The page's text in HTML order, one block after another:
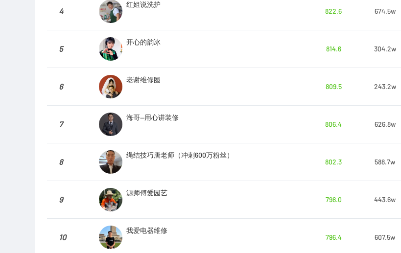
4
红姐说洗护
822.6
674.5w
5
开心的韵冰
814.6
304.2w
6
老谢维修圈
809.5
243.2w
7
海哥—用心讲装修
806.4
626.8w
8
绳结技巧唐老师（冲刺600万粉丝）
802.3
588.7w
9
源师傅爱园艺
798.0
443.6w
10
我爱电器维修
796.4
607.5w